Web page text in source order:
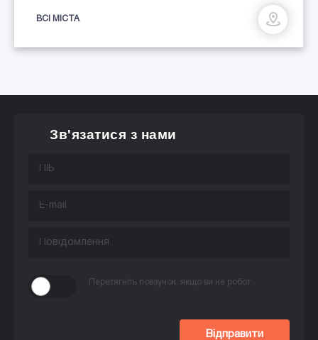
ВСІ МІСТА
Зв'язатися з нами
Перетягніть повзунок, якщо ви не робот
Відправити